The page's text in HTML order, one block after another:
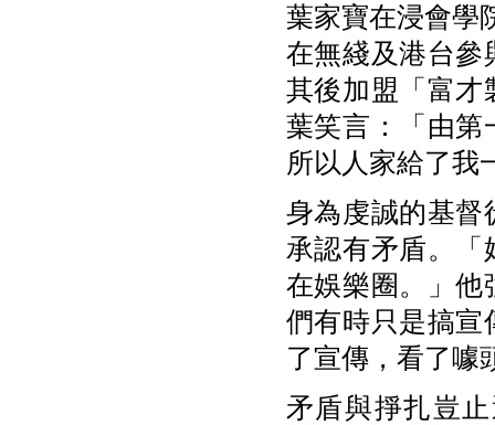
葉家寶在浸會學
在無綫及港台參
其後加盟「富才
葉笑言：「由第
所以人家給了我
身為虔誠的基督
承認有矛盾。「
在娛樂圈。」他
們有時只是搞宣
了宣傳，看了噱
矛盾與掙扎豈